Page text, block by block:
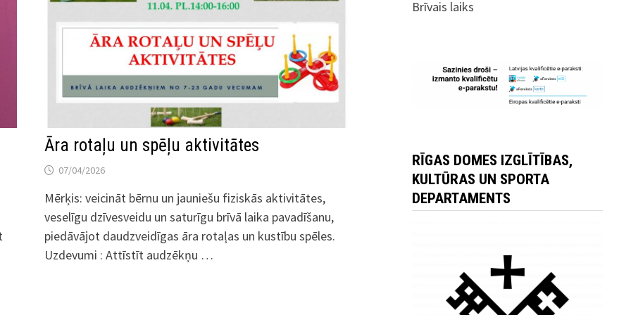
Āra rotaļu un spēļu aktivitātes
07/04/2026
Mērķis: veicināt bērnu un jauniešu fiziskās aktivitātes,
veselīgu dzīvesveidu un saturīgu brīvā laika pavadīšanu,
piedāvājot daudzveidīgas āra rotaļas un kustību spēles.
Uzdevumi : Attīstīt audzēkņu …
Brīvais laiks
RĪGAS DOMES IZGLĪTĪBAS,
KULTŪRAS UN SPORTA
DEPARTAMENTS